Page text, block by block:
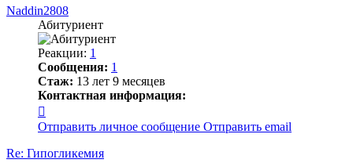
началу
Naddin2808
Абитуриент
Реакции: 1
Сообщения: 1
Стаж: 13 лет 9 месяцев
Контактная информация:
информация
пользователя
Naddin2808
Отправить личное сообщение Отправить email
Re: Гипогликемия